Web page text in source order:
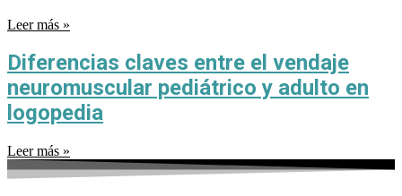
Leer más »
Diferencias claves entre el vendaje
neuromuscular pediátrico y adulto en
logopedia
Leer más »